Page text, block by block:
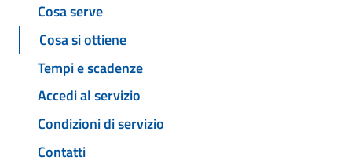
Cosa serve
Cosa si ottiene
Tempi e scadenze
Accedi al servizio
Condizioni di servizio
Contatti